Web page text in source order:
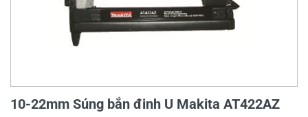
10-22mm Súng bắn đinh U Makita AT422AZ